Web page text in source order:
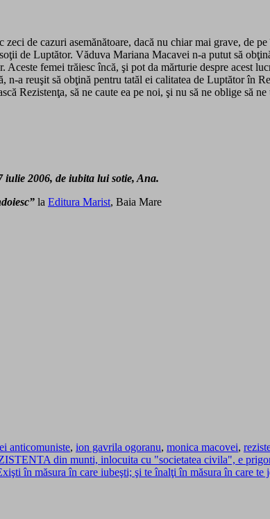
de cazuri asemănătoare, dacă nu chiar mai grave, de
de Luptător. Văduva Mariana Macavei n-a putut să
femei trăiesc încă, şi pot da mărturie despre acest
a reuşit să obţină pentru tatăl ei calitatea de Luptător în
Rezistenţa, să ne caute ea pe noi, şi nu să ne oblige să
iulie 2006, de iubita lui sotie, Ana.
la Editura Marist, Baia Mare
anticomuniste, ion gavrila ogoranu, monica macovei,
din munti, inlocuita cu "societatea civila", e
în măsura în care iubeşti; şi te înalţi în măsura în care te